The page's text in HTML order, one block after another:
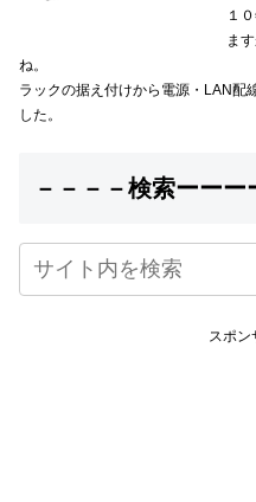
１
ま
ね。
ラックの据え付けから電源・LAN配
した。
－－－－検索ーーー
スポン